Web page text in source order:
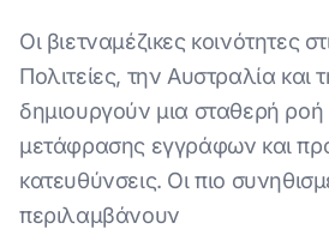
Οι βιετναμέζικες κοινότητες
Πολιτείες, την Αυστραλία και
δημιουργούν μια σταθερή
μετάφρασης εγγράφων και
κατευθύνσεις. Οι πιο
περιλαμβάνουν